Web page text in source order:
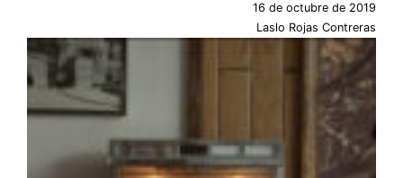
16 de octubre de 2019
Laslo Rojas Contreras